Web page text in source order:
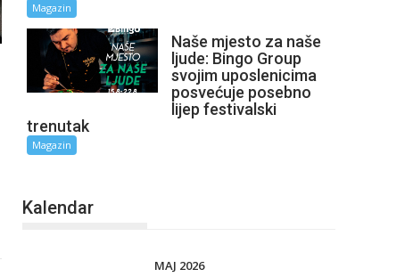
Magazin
Naše mjesto za naše
ljude: Bingo Group
svojim uposlenicima
posvećuje posebno
lijep festivalski
trenutak
Magazin
Kalendar
MAJ 2026